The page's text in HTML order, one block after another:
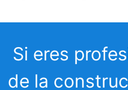
Si eres
de la